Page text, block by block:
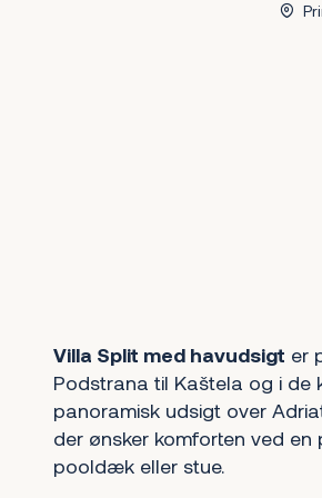
Villa Split med havudsigt er
Podstrana til Kaštela og i de
panoramisk udsigt over
der ønsker komforten ved en
pooldæk eller stue.